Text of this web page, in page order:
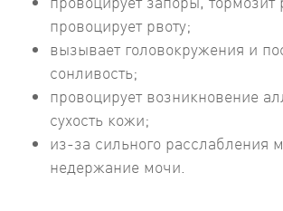
провоцирует рвоту;
вызывает головокружения и
сонливость;
провоцирует возникновение
сухость кожи;
из-за сильного расслабления
недержание мочи.